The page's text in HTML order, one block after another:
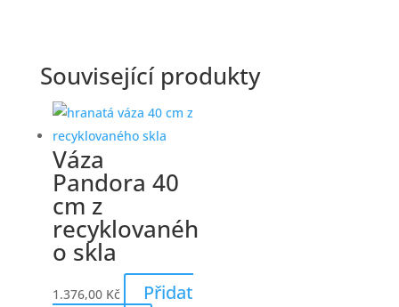
Související produkty
Váza
Pandora 40
cm z
recyklovanéh
o skla
1.376,00 Kč
Přidat